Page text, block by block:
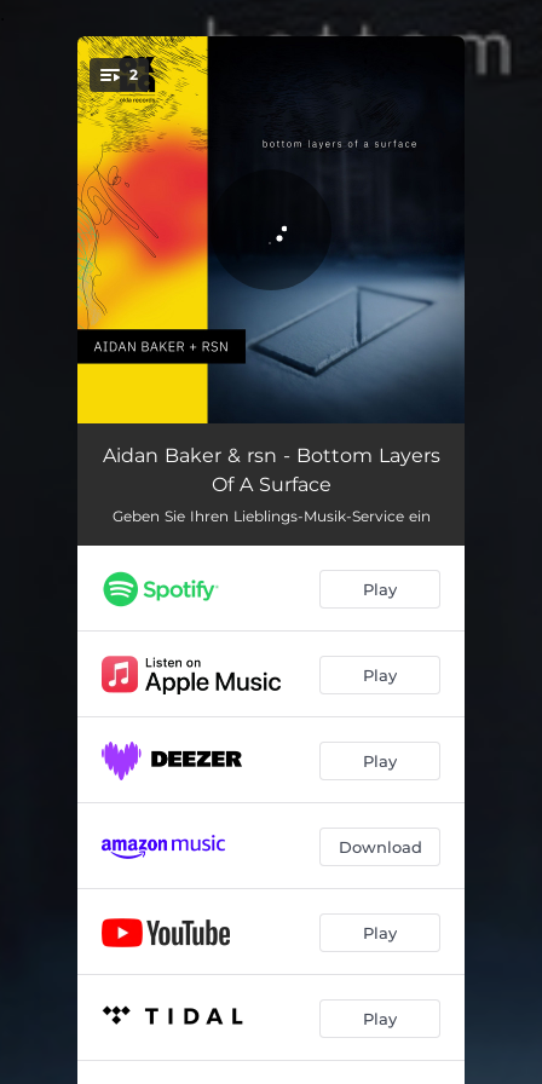
You're all set!
2
Connecting Point 20:02
Seperation Layer
Aidan Baker & rsn - Bottom Layers
Of A Surface
Geben Sie Ihren Lieblings-Musik-Service ein
Play
Play
Play
Download
Play
Play